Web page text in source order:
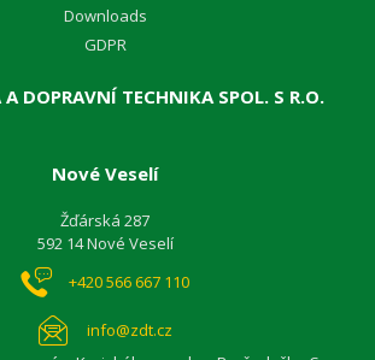
Downloads
GDPR
A DOPRAVNÍ TECHNIKA SPOL. S R.O.
Nové Veselí
Žďárská 287
592 14 Nové Veselí
+420 566 667 110
info@zdt.cz